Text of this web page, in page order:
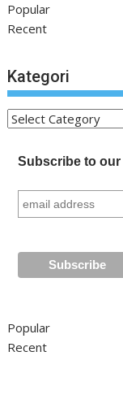
Popular
Recent
Kategori
Kategori
Subscribe to
Popular
Recent